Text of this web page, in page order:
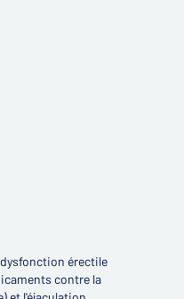
érectile
contre la